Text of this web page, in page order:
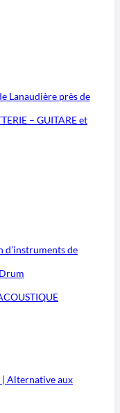
Lanaudière près de
– GUITARE et
d’instruments de
Alternative aux